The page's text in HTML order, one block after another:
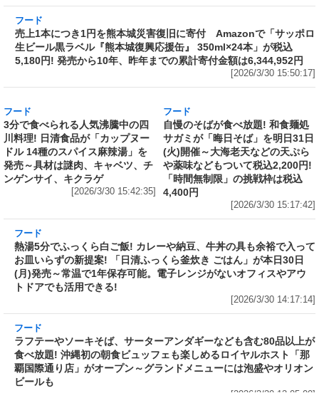
ン」をリニューアル発売～具材はチャーシュ
[2026/3/30 17:01:58]
フード
売上1本につき1円を熊本城災害復旧に寄付
Amazonで「サッポロ生ビール黒ラベル『熊本
発売から10年、昨年までの累計寄付金額は
6,344,952円
[2026/3/30 15:50:17]
フード
3分で食べられる人気沸騰中の四
川料理! 日清食品が「カップヌー
発売～具材は謎肉、キャベツ、チ
ンゲンサイ、キクラゲ
[2026/3/30 15:42:35]
フード
自慢のそばが食べ放題! 和食麺処
(火)開催～大海老天などの天ぷら
や薬味などもついて税込2,200円!
4,400円
[2026/3/30 15:17:42]
熱湯5分でふっくら白ご飯! カレーや納豆、牛丼